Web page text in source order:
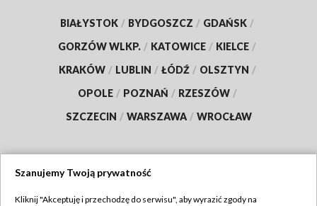
BIAŁYSTOK / BYDGOSZCZ / GDAŃSK /
GORZÓW WLKP. / KATOWICE / KIELCE /
KRAKÓW / LUBLIN / ŁÓDŹ / OLSZTYN /
OPOLE / POZNAŃ / RZESZÓW /
SZCZECIN / WARSZAWA / WROCŁAW
Szanujemy Twoją prywatność
Kliknij "Akceptuję i przechodzę do serwisu", aby wyrazić zgody na